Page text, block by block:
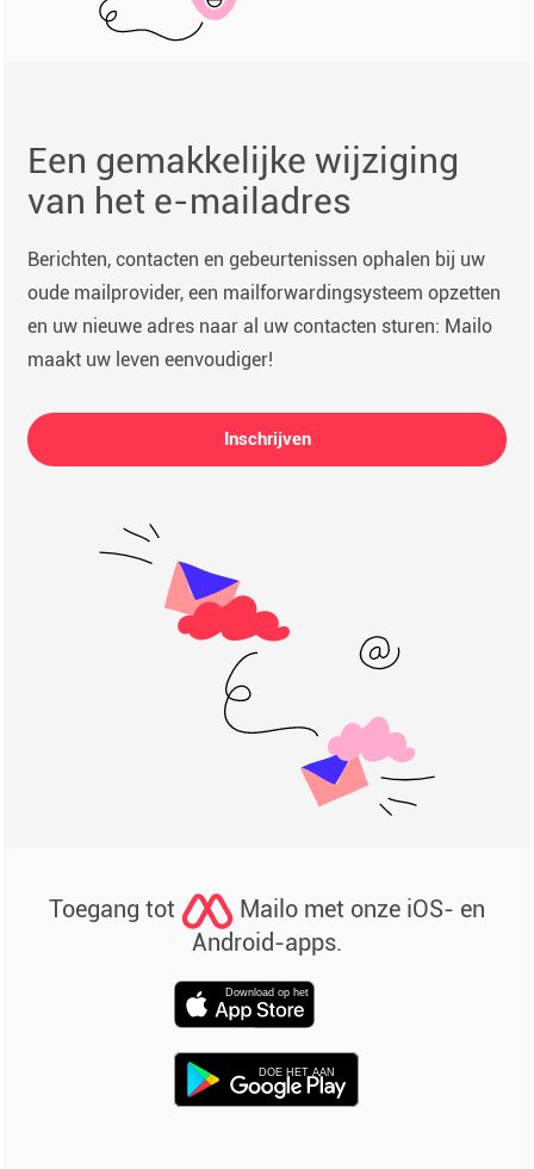
Een gemakkelijke wijziging
van het e-mailadres
Berichten, contacten en gebeurtenissen ophalen bij uw
oude mailprovider, een mailforwardingsysteem opzetten
en uw nieuwe adres naar al uw contacten sturen: Mailo
maakt uw leven eenvoudiger!
Inschrijven
Toegang tot
Mailo met onze iOS- en
Android-apps.
Download op het
DOE HET AAN